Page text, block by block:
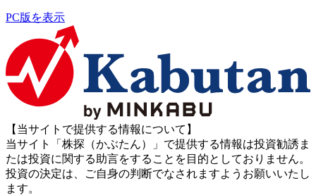
PC版を表示
【当サイトで提供する情報について】
当サイト「株探（かぶたん）」で提供する情報は投資勧誘ま
たは投資に関する助言をすることを目的としておりません。
投資の決定は、ご自身の判断でなされますようお願いいたし
ます。